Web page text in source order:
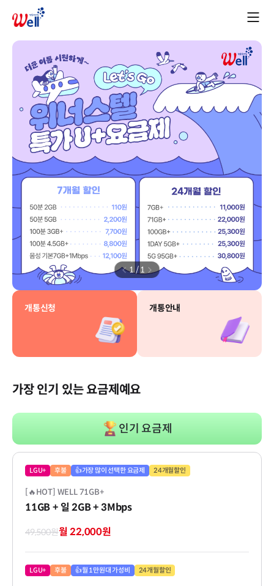
1 /1
개통신청 개통안내
가장 인기 있는 요금제예요
인기 요금제
LGU+ 후불 👍가장 많이 선택한 요금제 24개월할인
[🔥HOT] WELL 71GB+
11GB+ 일 2GB+ 3Mbps
49,500원월 22,000원
LGU+ 후불 👍월 1만원대 가성비 24개월할인